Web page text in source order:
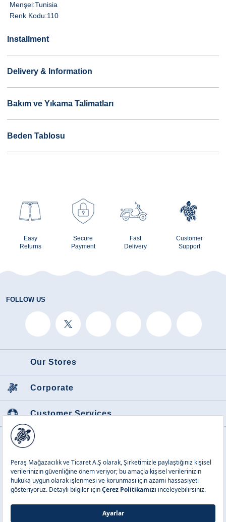
Menşei:Tunisia
Renk Kodu:110
Installment
Delivery & Information
Bakım ve Yıkama Talimatları
Beden Tablosu
Easy
Returns
Secure
Payment
Fast
Delivery
Customer
Support
FOLLOW US
Our Stores
Corporate
Customer Services
Featured Categories